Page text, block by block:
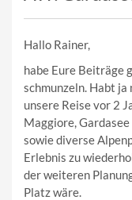
Hallo Rainer,
habe Eure Beiträge
schmunzeln. Habt ja
unsere Reise vor 2
Maggiore,
sowie diverse
Erlebnis zu
der weiteren
Platz wäre.